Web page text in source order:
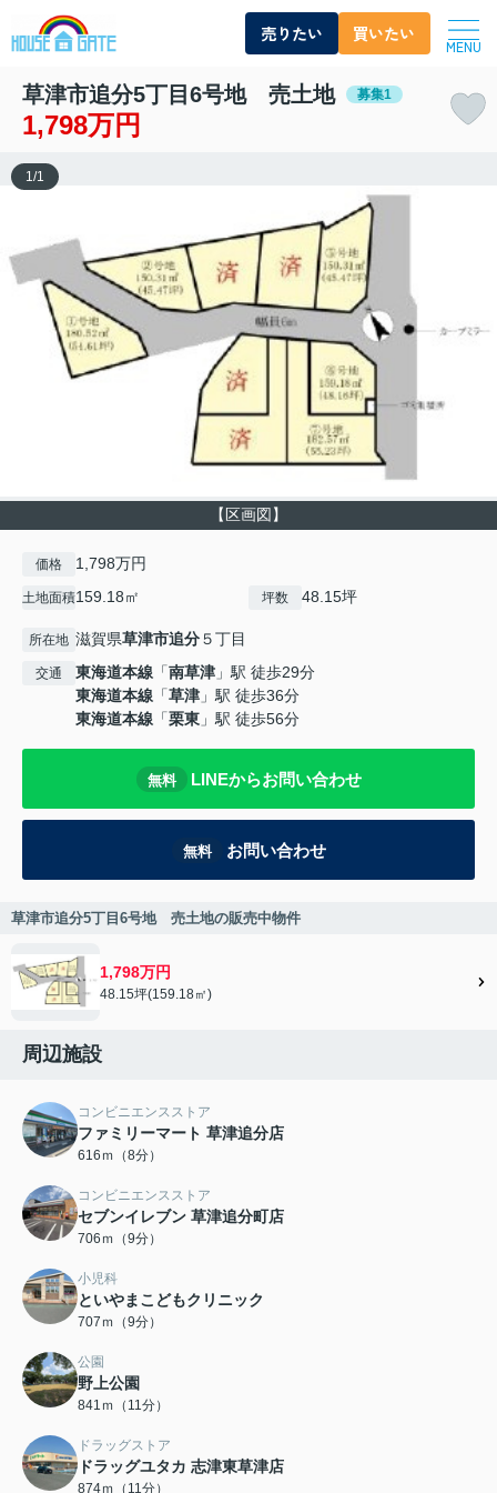
売りたい 買いたい
MENU
草津市追分5丁目6号地 売土地 募集1
1,798万円
【区画図】
1 /1
価格 1,798万円
土地面積159.18㎡ 坪数 48.15坪
所在地 滋賀県草津市追分５丁目
交通 東海道本線 「南草津 」駅 徒歩29分
東海道本線 「草津 」駅 徒歩36分
東海道本線 「栗東 」駅 徒歩56分
無料 LINEからお問い合わせ
無料 お問い合わせ
草津市追分5丁目6号地 売土地の販売中物件
1,798万円
48.15坪(159.18㎡)
周辺施設
コンビニエンスストア
ファミリーマート 草津追分店
616ｍ（8分）
コンビニエンスストア
セブンイレブン 草津追分町店
706ｍ（9分）
小児科
といやまこどもクリニック
707ｍ（9分）
公園
野上公園
841ｍ（11分）
ドラッグストア
ドラッグユタカ 志津東草津店
874ｍ（11分）